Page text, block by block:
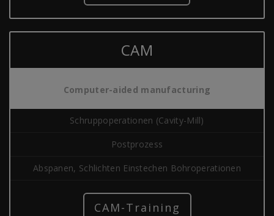
CAM
Computer-aided manufacturing
Schruppoperationen (Cavity-Mill)
Postprozess
Abspanen, Schlichten Einstechen Bohroperationen
CAM-Training